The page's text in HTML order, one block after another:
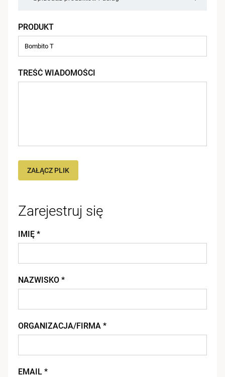
PRODUKT
TREŚĆ WIADOMOŚCI
ZAŁĄCZ PLIK
Zarejestruj się
IMIĘ *
NAZWISKO *
ORGANIZACJA/FIRMA *
EMAIL *